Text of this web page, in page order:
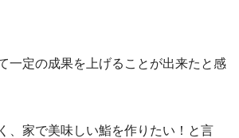
一定の成果を上げることが出来たと感
、家で美味しい鮨を作りたい！と言